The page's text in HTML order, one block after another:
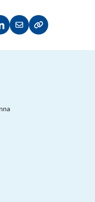
LinkedInissä
Jaa sähköpostitse
Kopioi linkki